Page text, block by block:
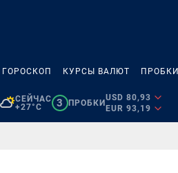
ГОРОСКОП КУРСЫ ВАЛЮТ ПРОБКИ
СЕЙЧАС
+27°C
3 ПРОБКИ
USD 80,93
EUR 93,19